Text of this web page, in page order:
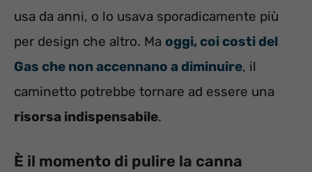
usa da anni, o lo usava sporadicamente più
per design che altro. Ma oggi, coi costi del
Gas che non accennano a diminuire, il
caminetto potrebbe tornare ad essere una
risorsa indispensabile.
È il momento di pulire la canna